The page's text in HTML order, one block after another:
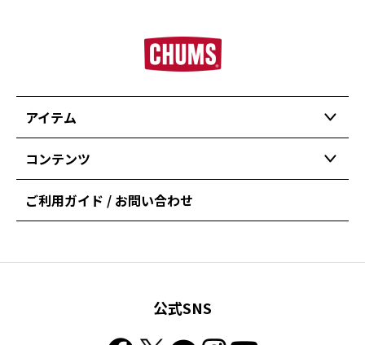
アイテム
コンテンツ
ご利用ガイド / お問い合わせ
公式SNS